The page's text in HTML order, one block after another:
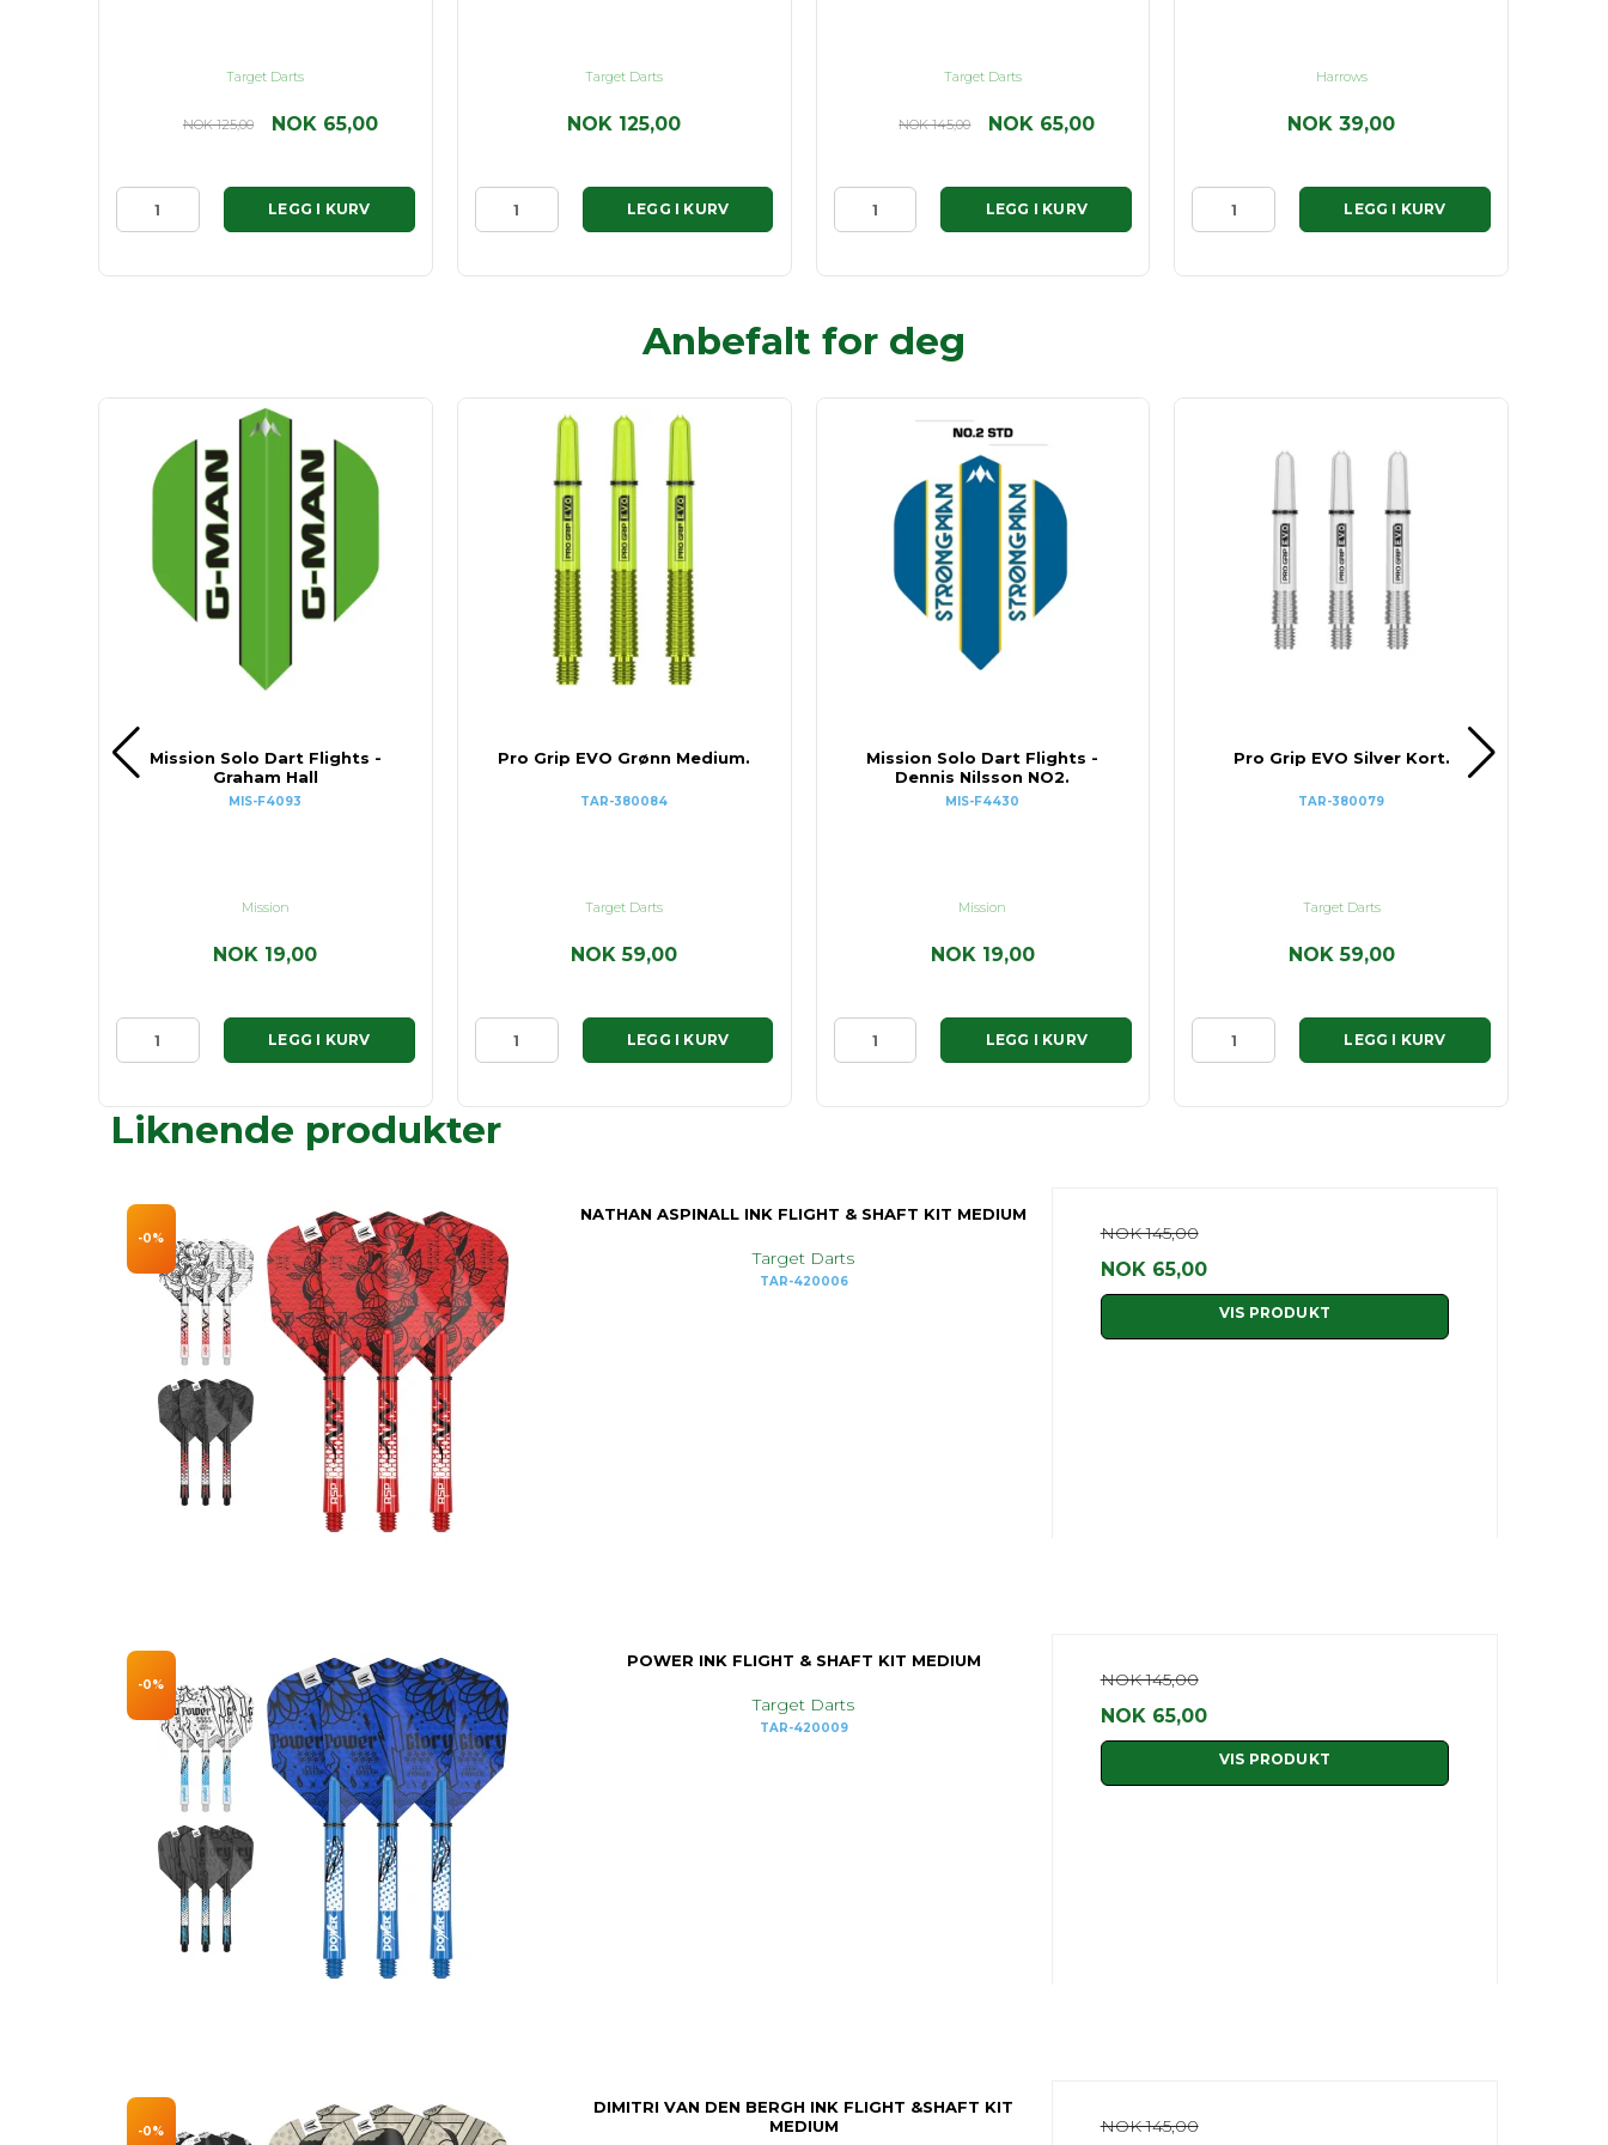
Target Darts
NOK 125,00 NOK 65,00
LEGG I KURV
Target Darts
NOK 125,00
LEGG I KURV
Target Darts
NOK 145,00 NOK 65,00
LEGG I KURV
Harrows
NOK 39,00
LEGG I KURV
Anbefalt for deg
Mission Solo Dart Flights -
Graham Hall
MIS-F4093
Mission
NOK 19,00
LEGG I KURV
Pro Grip EVO Grønn Medium.
TAR-380084
Target Darts
NOK 59,00
LEGG I KURV
Mission Solo Dart Flights -
Dennis Nilsson NO2.
MIS-F4430
Mission
NOK 19,00
LEGG I KURV
Pro Grip EVO Silver Kort.
TAR-380079
Target Darts
NOK 59,00
LEGG I KURV
Liknende produkter
-0%
NATHAN ASPINALL INK FLIGHT & SHAFT KIT MEDIUM
Target Darts
TAR-420006
NOK 145,00
NOK 65,00
VIS PRODUKT
-0%
POWER INK FLIGHT & SHAFT KIT MEDIUM
Target Darts
TAR-420009
NOK 145,00
NOK 65,00
VIS PRODUKT
-0%
DIMITRI VAN DEN BERGH INK FLIGHT &SHAFT KIT
MEDIUM
NOK 145,00